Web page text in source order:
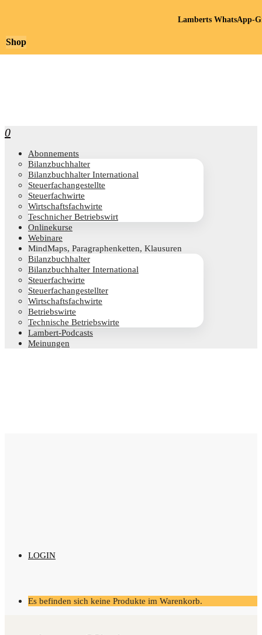
0
Abon­ne­ments
Bilanz­buch­hal­ter
Bilanz­buch­hal­ter International
Steu­er­fach­an­ge­stell­te
Steu­er­fach­wir­te
Wirt­schafts­fach­wir­te
Teschni­cher Betriebswirt
Online­kur­se
Web­i­na­re
Mind­Maps, Para­gra­phen­ket­ten, Klausuren
Bilanz­buch­hal­ter
Bilanz­buch­hal­ter International
Steu­er­fach­wir­te
Steu­er­fach­an­ge­stell­ter
Wirt­schafts­fach­wir­te
Betriebs­wir­te
Tech­ni­sche Betriebswirte
Lam­­bert-Pod­­casts
Mei­nun­gen
LOGIN
Es befinden sich keine Produkte im Warenkorb.
Shop
Lamberts WhatsApp-